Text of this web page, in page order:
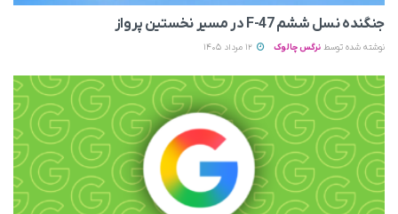
جنگنده نسل ششم F-47 در مسیر نخستین پرواز
نوشته شده توسط نرگس چالوک